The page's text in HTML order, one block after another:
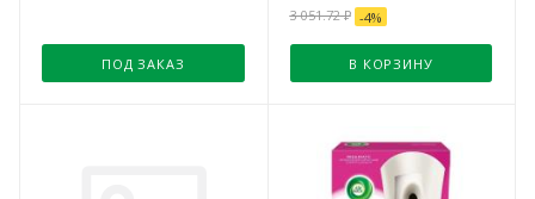
ПОД ЗАКАЗ
3 051.72₽ -4%
В КОРЗИНУ